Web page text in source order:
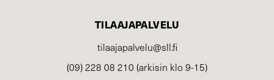
TILAAJAPALVELU
tilaajapalvelu@sll.fi
(09) 228 08 210 (arkisin klo 9-15)